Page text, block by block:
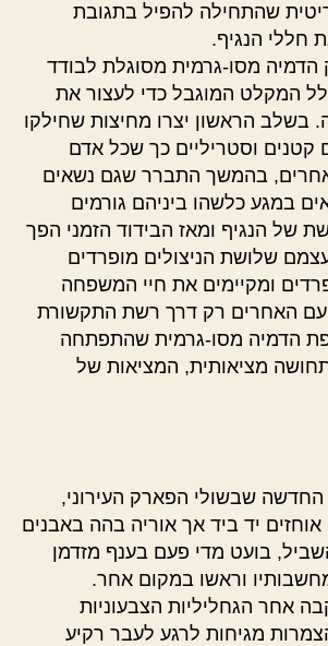
שהתחילה להפיל בתגובת
חללי הנגיף.
מסו-גרמית מסוגלת לבודד
המקלט המוגבל כדי לעצור את
הראשון יצרו מחיצות שחילקו
וסטריליים כך שכל אדם
בהמשך התברר שגם נשאים
במגע כלשהו ביניהם גורמים
של הנגיף ומאז הבידוד הזמני הפך
שלושת הניצולים מופרדים
ומקיימים את חיי המשפחה
עם האחרים רק דרך רשת התקשורת
הדמיה מסו-גרמית שהתפתחה
מציאותית, המציאות של
שבשולי הפארק העירוני,
אוחזים יד ביד אך אוריה בהה באבנים
בועט מדי פעם בענף מזדמן
וראשו במקום אחר.
אחר הגחליליות הצבעוניות
מגיחות לרגע לעבר רקיע